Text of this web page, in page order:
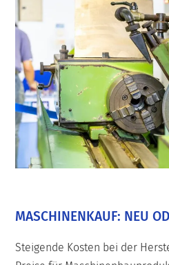
MASCHINENKAUF: NEU
Steigende Kosten bei der